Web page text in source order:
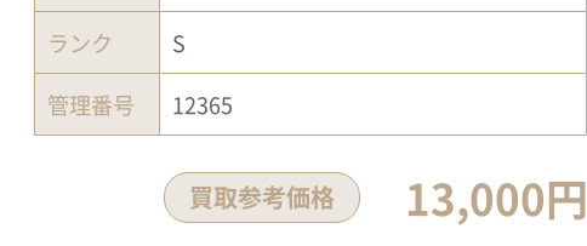
ランク
S
管理番号
12365
買取参考価格 13,000円